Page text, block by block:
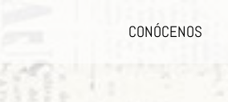
CONÓCENOS